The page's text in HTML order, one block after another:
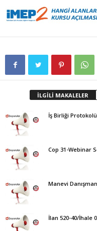
İLGİLİ MAKALELER
İş Birliği
Cop 31-Webinar
Manevi
İlan 520-40/İhale